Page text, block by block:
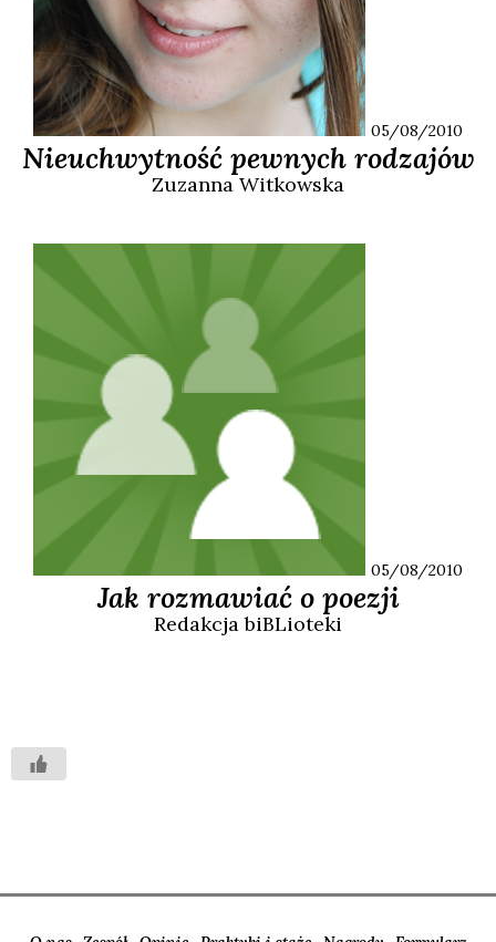
05/08/2010
Nieuchwytność pewnych rodzajów
Zuzanna Witkowska
05/08/2010
Jak rozmawiać o poezji
Redakcja biBLioteki